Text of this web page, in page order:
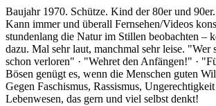
Baujahr 1970. Schütze. Kind der 80er und
Kann immer und überall Fernsehen/Videos
stundenlang die Natur im Stillen beobachten –
dazu. Mal sehr laut, manchmal sehr leise. "Wer
schon verloren" · "Wehret den Anfängen!" ·
Bösen genügt es, wenn die Menschen guten
Gegen Faschismus, Rassismus,
Lebenwesen, das gern und viel selbst denkt!